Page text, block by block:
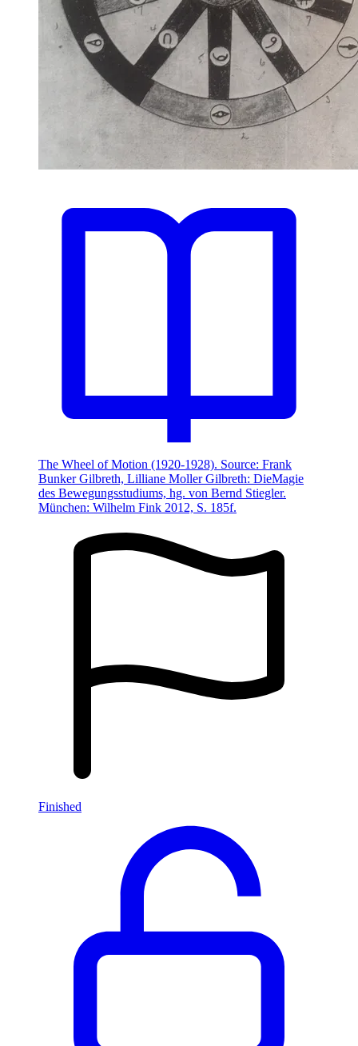
The Wheel of Motion (1920-1928). Source: Frank
Bunker Gilbreth, Lilliane Moller Gilbreth: DieMagie
des Bewegungsstudiums, hg. von Bernd Stiegler.
München: Wilhelm Fink 2012, S. 185f.
Finished